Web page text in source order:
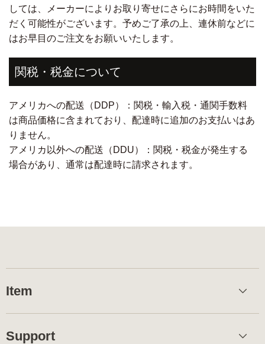
しては、メーカーによりお取り寄せにさらにお時間をいた
だく可能性がございます。予めご了承の上、連休前などに
はお早目のご注文をお願いいたします。
関税・税金について
アメリカへの配送（DDP）：関税・輸入税・通関手数料
は商品価格に含まれており、配達時に追加のお支払いはあ
りません。
アメリカ以外への配送（DDU）：関税・税金が発生する
場合があり、通常は配達時に請求されます。
Item
Support